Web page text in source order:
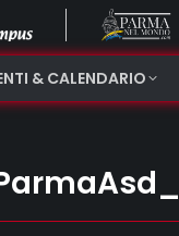
& CALENDARIO